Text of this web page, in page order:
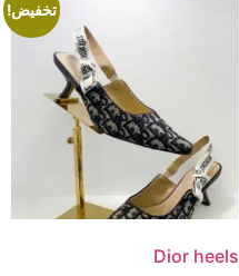
تخفيض!
Dior heels